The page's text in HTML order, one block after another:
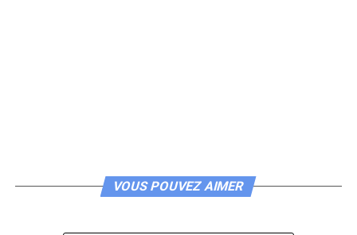
VOUS POUVEZ AIMER